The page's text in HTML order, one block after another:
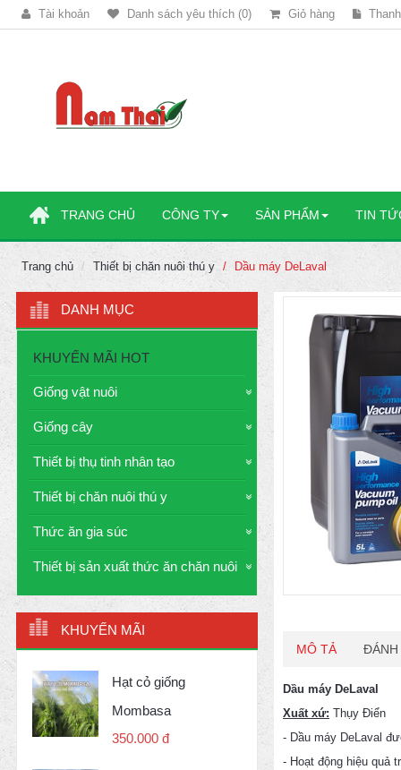
Tài khoản Danh sách yêu thích (0) Giỏ hàng
TRANG CHỦ CÔNG TY SẢN PHẨM TIN
Trang chủ Thiết bị chăn nuôi thú y Dầu máy DeLaval
DANH MỤC
KHUYẾN MÃI HOT
Giống vật nuôi
Giống cây
Thiết bị thụ tinh nhân tạo
Thiết bị chăn nuôi thú y
Thức ăn gia súc
Thiết bị sản xuất thức ăn chăn nuôi
KHUYẾN MÃI
Hạt cỏ giống
Mombasa
350.000 đ
MÔ TẢ ĐÁNH
Dầu máy DeLaval
Xuất xứ: Thụy Điển
- Dầu máy DeLaval
- Hoạt động hiệu quả